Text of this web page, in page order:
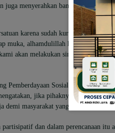
juga menyerahkan bantuan,” Ucapnya.
karena sudah kurang lebih dua
muka, alhamdulillah hari ini seluruh
akan melakukan sinkronisasi
Pemberdayaan Sosial, Dinas Sosial
jika pihaknya sangat
demi masyarakat yang membutuhkan.
partisipatif dan dalam perencanaan itu